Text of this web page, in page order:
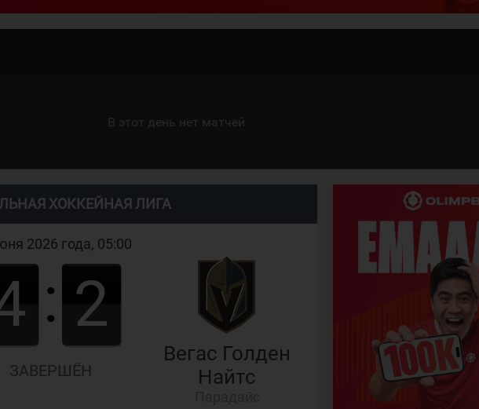
В этот день нет матчей
ХОККЕЙНАЯ ЛИГА
2026 года, 05:00
: 2
ЗАВЕРШЁН
Вегас Голден
Найтс